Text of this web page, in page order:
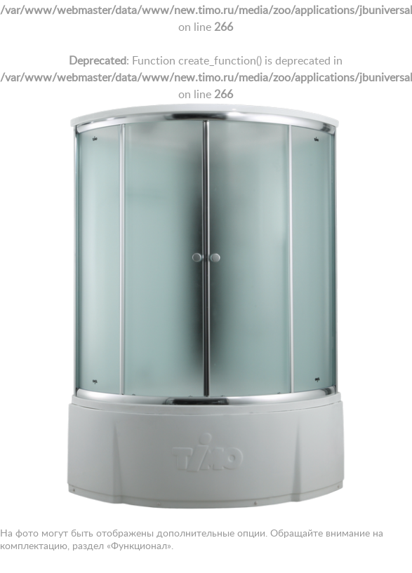
/var/www/webmaster/data/www/new.timo.ru/media/zoo/applications/
on line 266
Deprecated: Function create_function() is deprecated in
/var/www/webmaster/data/www/new.timo.ru/media/zoo/applications/
on line 266
На фото могут быть отображены дополнительные опции. Обращайте внимание на
комплектацию, раздел «Функционал».